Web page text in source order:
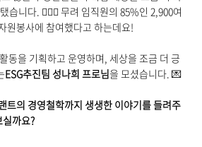
습니다. 🏃🏻‍♂️ 무려 임직원의 85%인 2,900여
원봉사에 참여했다고 하는데요!
동을 기획하고 운영하며, 세상을 조금 더 긍
ESG추진팀 성나희 프로님을 모셨습니다. 💌
트의 경영철학까지 생생한 이야기를 들려주
까요?